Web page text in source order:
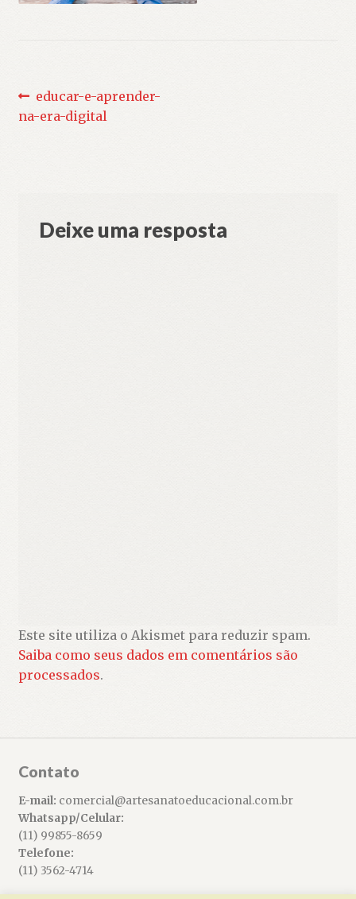
Navegação
de
Post
anterior:
educar-e-aprender-
na-era-digital
Deixe uma resposta
Este site utiliza o Akismet para reduzir spam.
Saiba como seus dados em comentários são
processados.
Contato
E-mail: comercial@artesanatoeducacional.com.br
Whatsapp/Celular:
(11) 99855-8659
Telefone:
(11) 3562-4714